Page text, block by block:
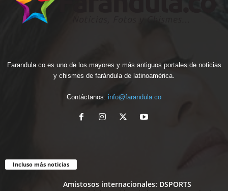
Farandula.co es uno de los mayores y más antiguos portales de noticias
y chismes de farándula de latinoamérica.
Contáctanos: info@farandula.co
Incluso más noticias
Amistosos internacionales: DSPORTS